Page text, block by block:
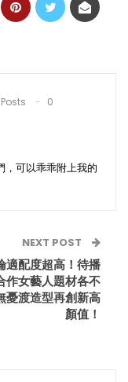
Posts
0
，可以乖乖附上我的
NEXT POST
適配度超高！待播
作女藝人題材各不
憂渡造型再創新高
顏值！